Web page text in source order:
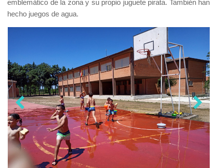
emblemático de la zona y su propio juguete pirata. También han
hecho juegos de agua.